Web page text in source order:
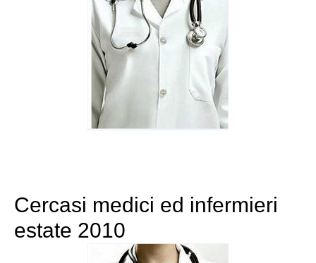
Cercasi medici ed infermieri
estate 2010